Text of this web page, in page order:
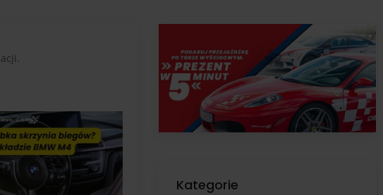
Kategorie